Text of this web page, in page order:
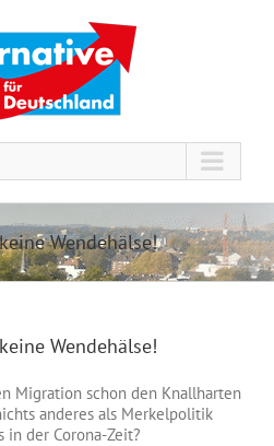
Wendehälse!
Wendehälse!
Migration schon den Knallharten
anderes als Merkelpolitik
der Corona-Zeit?